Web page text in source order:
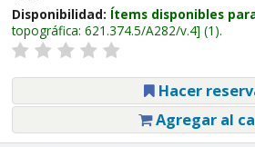
Disponibilidad: Ítems disponibles
topográfica: 621.374.5/A282/v.4 (1).
Hacer
Agregar al